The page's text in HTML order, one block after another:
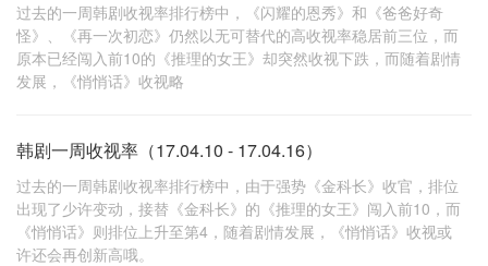
过去的一周韩剧收视率排行榜中，《闪耀的恩秀》和《爸爸好奇
怪》、《再一次初恋》仍然以无可替代的高收视率稳居前三位，而
原本已经闯入前10的《推理的女王》却突然收视下跌，而随着剧情
发展，《悄悄话》收视略
韩剧一周收视率（17.04.10 - 17.04.16）
过去的一周韩剧收视率排行榜中，由于强势《金科长》收官，排位
出现了少许变动，接替《金科长》的《推理的女王》闯入前10，而
《悄悄话》则排位上升至第4，随着剧情发展，《悄悄话》收视或
许还会再创新高哦。